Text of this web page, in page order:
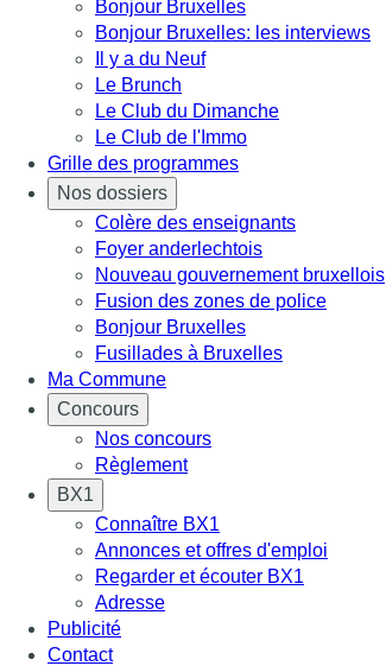
Bonjour Bruxelles
Bonjour Bruxelles: les interviews
Il y a du Neuf
Le Brunch
Le Club du Dimanche
Le Club de l'Immo
Grille des programmes
Nos dossiers
Colère des enseignants
Foyer anderlechtois
Nouveau gouvernement bruxellois
Fusion des zones de police
Bonjour Bruxelles
Fusillades à Bruxelles
Ma Commune
Concours
Nos concours
Règlement
BX1
Connaître BX1
Annonces et offres d'emploi
Regarder et écouter BX1
Adresse
Publicité
Contact